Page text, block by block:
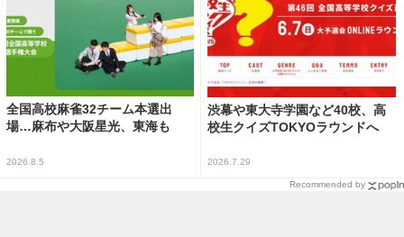
全国高校麻雀32チーム本選出
場…麻布や大阪星光、東海も
2026.8.5
渋幕や東大寺学園など40校、高
校生クイズTOKYOラウンドへ
2026.7.29
Recommended by